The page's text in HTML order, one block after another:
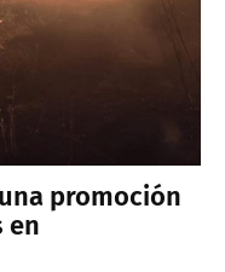
promoción
en